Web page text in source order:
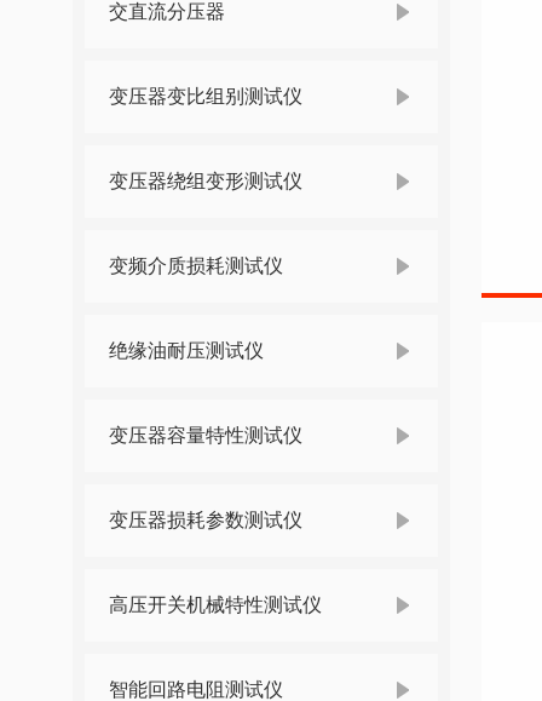
交直流分压器
变压器变比组别测试仪
变压器绕组变形测试仪
变频介质损耗测试仪
绝缘油耐压测试仪
变压器容量特性测试仪
变压器损耗参数测试仪
高压开关机械特性测试仪
智能回路电阻测试仪